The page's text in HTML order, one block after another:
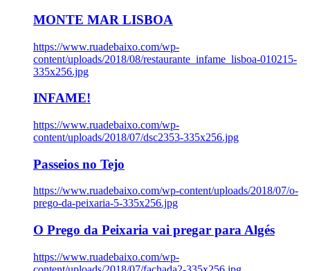
MONTE MAR LISBOA
https://www.ruadebaixo.com/wp-
content/uploads/2018/08/restaurante_infame_lisboa-010215-
335x256.jpg
INFAME!
https://www.ruadebaixo.com/wp-
content/uploads/2018/07/dsc2353-335x256.jpg
Passeios no Tejo
https://www.ruadebaixo.com/wp-content/uploads/2018/07/o-
prego-da-peixaria-5-335x256.jpg
O Prego da Peixaria vai pregar para Algés
https://www.ruadebaixo.com/wp-